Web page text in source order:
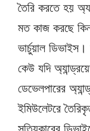
তৈরি করতে হয়
মত কাজ করছে
ভার্চুয়াল
কেউ যদি
ডেভেলপারের
ইমিউলেটরে